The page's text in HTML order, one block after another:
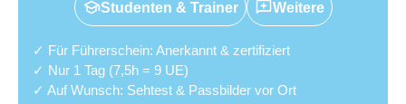
Studenten & Trainer Weitere
✓ Für Führerschein: Anerkannt & zertifiziert
✓ Nur 1 Tag (7,5h = 9 UE)
✓ Auf Wunsch: Sehtest & Passbilder vor Ort